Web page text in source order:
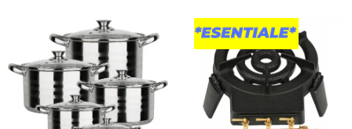
Kit-uri siguranta auto
Kit-uri Supravietuire si Accesorii
Camping
Curatenie si menaj
Accesorii ingrijire casa
Accesorii maturi, mopuri si galeti